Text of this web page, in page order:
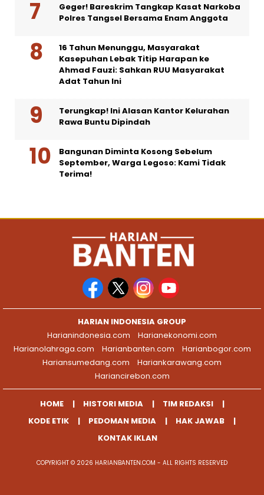
Geger! Bareskrim Tangkap Kasat Narkoba
Polres Tangsel Bersama Enam Anggota
16 Tahun Menunggu, Masyarakat
Kasepuhan Lebak Titip Harapan ke
Ahmad Fauzi: Sahkan RUU Masyarakat
Adat Tahun Ini
Terungkap! Ini Alasan Kantor Kelurahan
Rawa Buntu Dipindah
Bangunan Diminta Kosong Sebelum
September, Warga Legoso: Kami Tidak
Terima!
HARIAN INDONESIA GROUP
Harianindonesia.com
Harianekonomi.com
Harianolahraga.com
Harianbanten.com
Harianbogor.com
Hariansumedang.com
Hariankarawang.com
Hariancirebon.com
HOME HISTORI MEDIA
TIM REDAKSI
KODE ETIK
PEDOMAN MEDIA
HAK JAWAB
KONTAK IKLAN
COPYRIGHT © 2026 HARIANBANTEN.COM - ALL RIGHTS RESERVED